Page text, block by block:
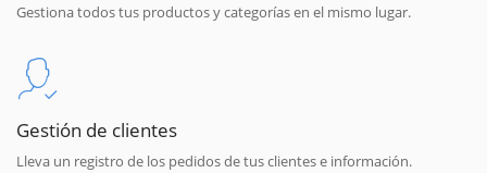
Gestiona todos tus productos y categorías en el mismo lugar.
Gestión de clientes
Lleva un registro de los pedidos de tus clientes e información.